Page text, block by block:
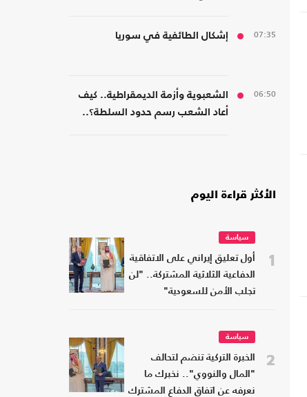
07:35 إشكال الطائفية في سوريا
06:50
الشعبوية وأزمة الديمقراطية.. كيف
أعاد الشعب رسم حدود السلطة؟..
الأكثر قراءة اليوم
1
سياسة
أول تعليق إيراني على الاتفاقية
الدفاعية الثلاثية المشتركة.. "لن
تجلب الأمن للسعودية"
2
سياسة
الخبرة التركية تنضم لتحالف
"المال والنووي".. نخبرك ما
نعرفه عن اتفاق الدفاع المشترك